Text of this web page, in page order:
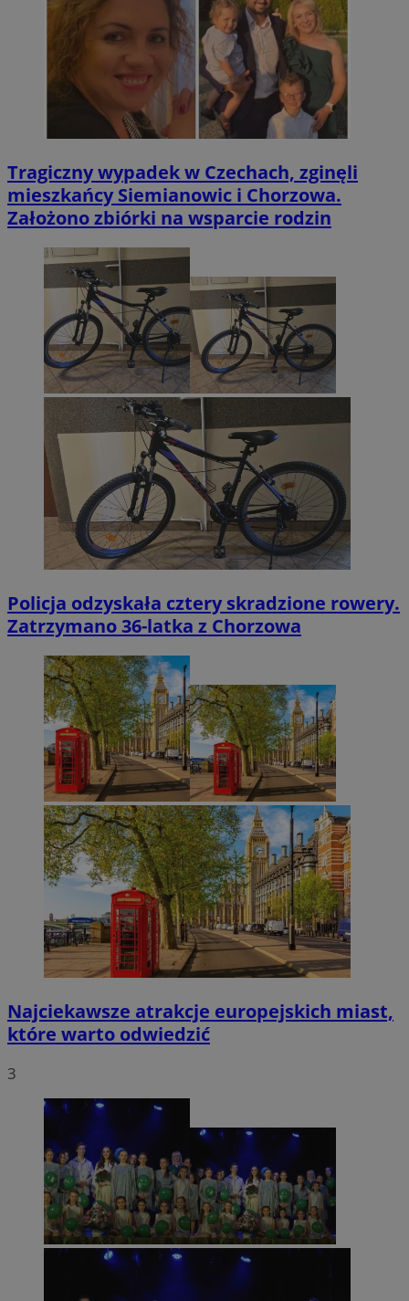
Tragiczny wypadek w Czechach, zginęli
mieszkańcy Siemianowic i Chorzowa.
Założono zbiórki na wsparcie rodzin
Policja odzyskała cztery skradzione rowery.
Zatrzymano 36-latka z Chorzowa
Najciekawsze atrakcje europejskich miast,
które warto odwiedzić
3